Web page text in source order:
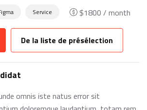
Service $1800 / month
De la liste de présélection
omnis iste natus error sit